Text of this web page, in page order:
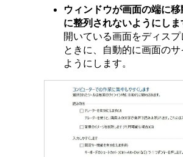
ウィンドウが画面の端に
に整列されないようにしま
開いている画面をディス
ときに、自動的に画面の
ようにします。